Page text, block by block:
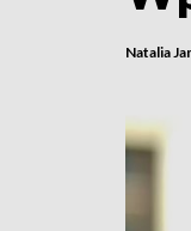
Natalia